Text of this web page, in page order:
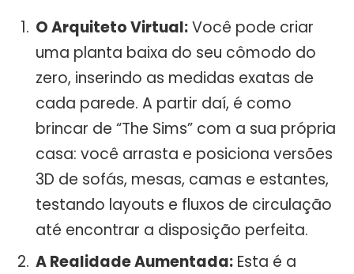
O Arquiteto Virtual:Você pode criar
uma planta baixa do seu cômodo do
zero, inserindo as medidas exatas de
cada parede. A partir daí, é como
brincar de “The Sims” com a sua própria
casa: você arrasta e posiciona versões
3D de sofás, mesas, camas e estantes,
testando layouts e fluxos de circulação
até encontrar a disposição perfeita.
A Realidade Aumentada: Esta é a